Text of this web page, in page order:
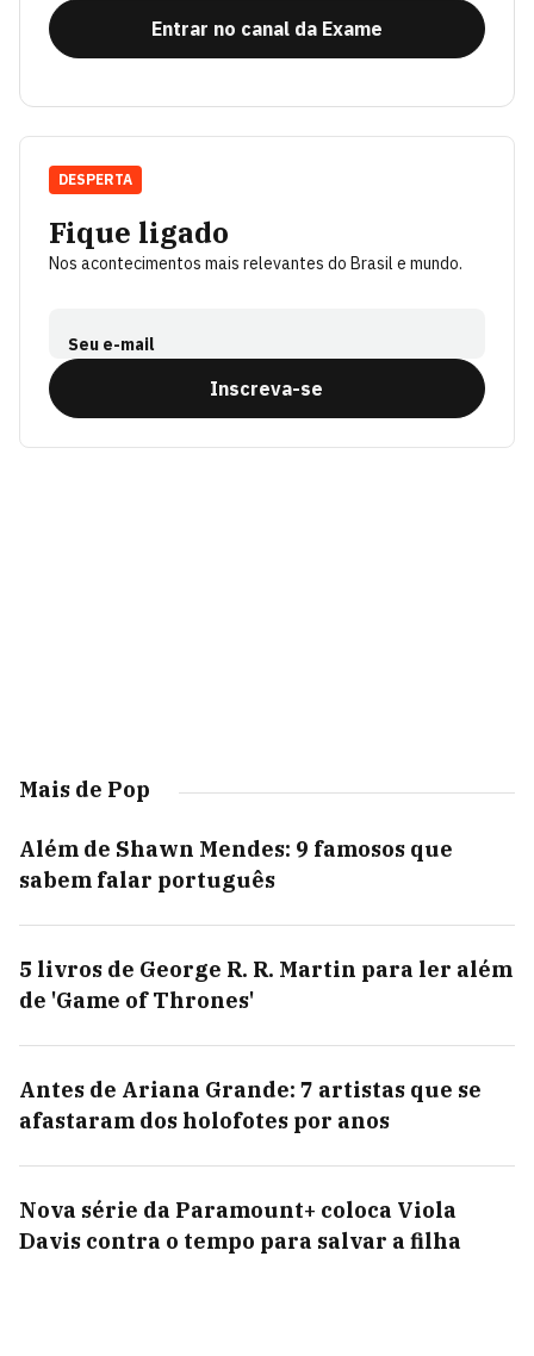
Entrar no canal da Exame
Fique ligado
Nos acontecimentos mais relevantes do Brasil e mundo.
Seu e-mail
Inscreva-se
DESPERTA
Mais de Pop
Além de Shawn Mendes: 9 famosos que
sabem falar português
5 livros de George R. R. Martin para ler além
de 'Game of Thrones'
Antes de Ariana Grande: 7 artistas que se
afastaram dos holofotes por anos
Nova série da Paramount+ coloca Viola
Davis contra o tempo para salvar a filha